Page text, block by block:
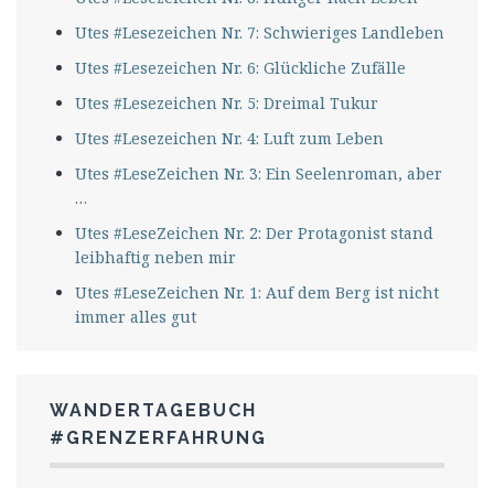
Utes #Lesezeichen Nr. 7: Schwieriges Landleben
Utes #Lesezeichen Nr. 6: Glückliche Zufälle
Utes #Lesezeichen Nr. 5: Dreimal Tukur
Utes #Lesezeichen Nr. 4: Luft zum Leben
Utes #LeseZeichen Nr. 3: Ein Seelenroman, aber
…
Utes #LeseZeichen Nr. 2: Der Protagonist stand
leibhaftig neben mir
Utes #LeseZeichen Nr. 1: Auf dem Berg ist nicht
immer alles gut
WANDERTAGEBUCH
#GRENZERFAHRUNG